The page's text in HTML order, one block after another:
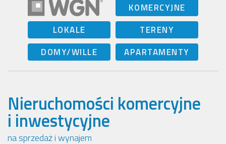
KOMERCYJNE
LOKALE
TERENY
DOMY/WILLE
APARTAMENTY
Nieruchomości komercyjne
i inwestycyjne
na sprzedaż i wynajem